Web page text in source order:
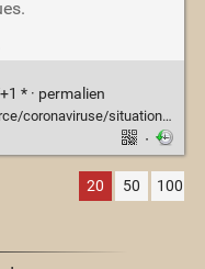
* · permalien
sitrep-56-covid-19.pdf?sfvrsn=9fda7db2_6
·
20 50 100